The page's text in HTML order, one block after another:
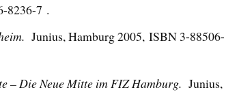
8236-7 .
Junius, Hamburg 2005, ISBN 3-88506-
– Die Neue Mitte im FIZ Hamburg. Junius,